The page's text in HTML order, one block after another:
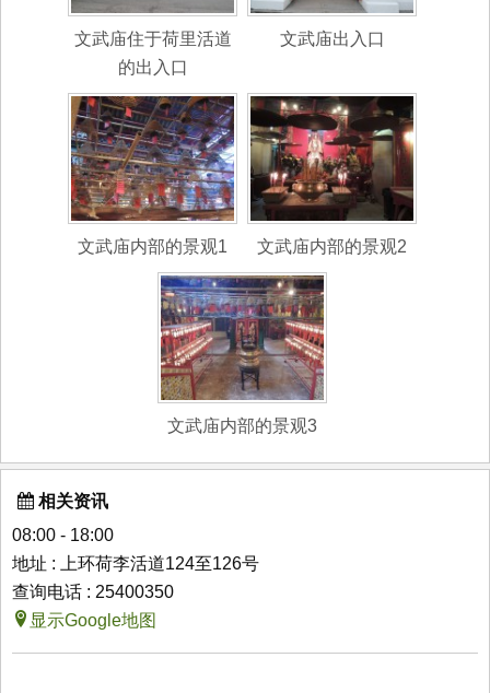
文武庙住于荷里活道
的出入口
文武庙出入口
文武庙内部的景观1 文武庙内部的景观2
文武庙内部的景观3
相关资讯
08:00 - 18:00
地址 : 上环荷李活道124至126号
查询电话 : 25400350
显示Google地图